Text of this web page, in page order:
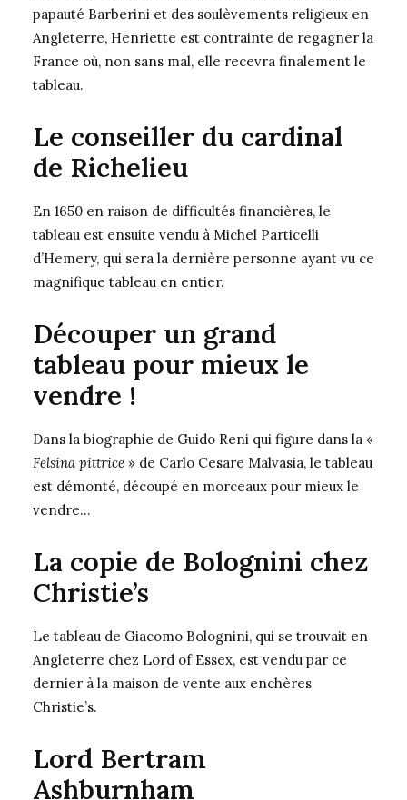
papauté Barberini et des soulèvements religieux en
Angleterre, Henriette est contrainte de regagner la
France où, non sans mal, elle recevra finalement le
tableau.
Le conseiller du cardinal
de Richelieu
En 1650 en raison de difficultés financières, le
tableau est ensuite vendu à Michel Particelli
d’Hemery, qui sera la dernière personne ayant vu ce
magnifique tableau en entier.
Découper un grand
tableau pour mieux le
vendre !
Dans la biographie de Guido Reni qui figure dans la «
Felsina pittrice » de Carlo Cesare Malvasia, le tableau
est démonté, découpé en morceaux pour mieux le
vendre…
La copie de Bolognini chez
Christie’s
Le tableau de Giacomo Bolognini, qui se trouvait en
Angleterre chez Lord of Essex, est vendu par ce
dernier à la maison de vente aux enchères
Christie’s.
Lord Bertram
Ashburnham